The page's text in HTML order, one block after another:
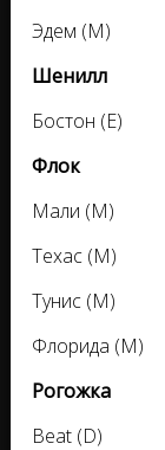
Эдем (М)
Шенилл
Бостон (Е)
Флок
Мали (М)
Техас (М)
Тунис (М)
Флорида (М)
Рогожка
Beat (D)